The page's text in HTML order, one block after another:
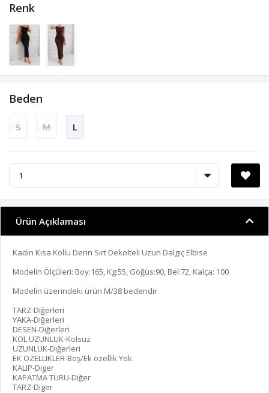
Renk
Beden
S M L
Ürün Açıklaması
Kadın Kısa Kollu Derin Sırt Dekolteli Uzun Dalgıç Elbise
Modelin Ölçüleri: Boy:165, Kg:55, Göğüs:90, Bel:72, Kalça: 100
Modelin üzerindeki ürün M/38 bedendir
TARZ-Diğerleri
YAKA-Diğerleri
DESEN-Diğerleri
KOL UZUNLUK-Kolsuz
UZUNLUK-Diğerleri
EK OZELLIKLER-Boş/Ek özellik Yok
KALIP-Diger
KAPATMA TURU-Diğer
TARZ-Diger